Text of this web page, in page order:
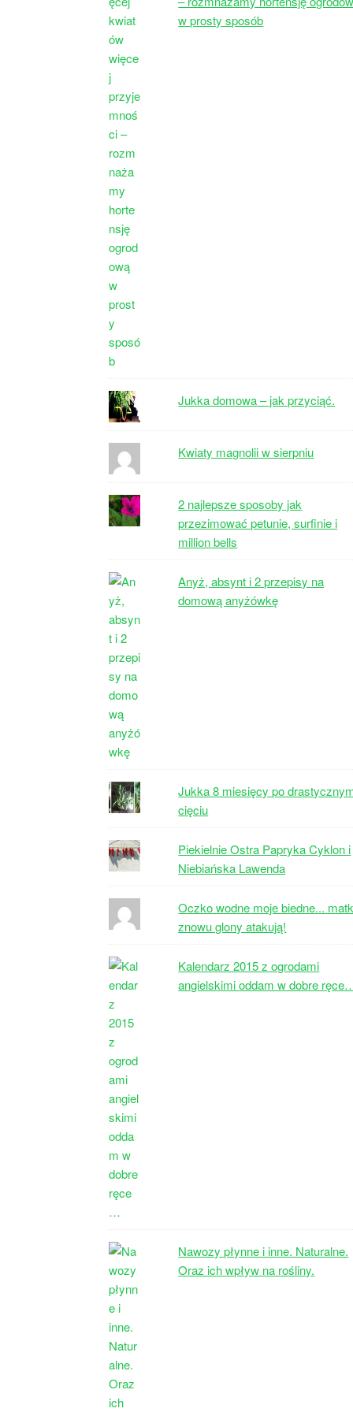
w prosty sposób
Jukka domowa – jak przyciąć.
Kwiaty magnolii w sierpniu
2 najlepsze sposoby jak
przezimować petunie, surfinie i
million bells
Anyż, absynt i 2 przepisy na
domową anyżówkę
Jukka 8 miesięcy po
cięciu
Piekielnie Ostra Papryka Cyklon i
Niebiańska Lawenda
Oczko wodne moje biedne...
znowu glony atakują!
Kalendarz 2015 z ogrodami
angielskimi oddam w dobre
Nawozy płynne i inne. Naturalne.
Oraz ich wpływ na rośliny.